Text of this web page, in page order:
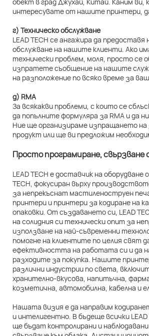
обект в град Джухай, Китай. Каним ви,
интересувате от нашите принтери,
г) Техническо обслужване
LEAD TECH се ангажира да
обслужване на нашите клиенти. Ако
технически проблем, моля, просто се
изпратете съобщение на нашите
на разположение по всяко време за
д) RMA
За всякакви проблеми, с които се
да попълните формуляра за RMA и да
Ние ще организираме изпращането
продукт или ще ви предложим
Просто програмиране, свързване
LEAD TECH е доставчик на оборудване
TECH, фокусиран върху
за непрекъснат мастиленоструен
принтери и принтери за кодиране на
опаковки. От създаването си, LEAD
на солидния си технически опит за
използване на най-съвременни
помогне на клиентите по целия свят
ефективността на работата си и да
разходите за покупка. Нашите
различни индустрии по света,
хранително-вкусова, напитъчна,
козметична, автомобилна, кабелна и
Нашата визия е да направим
и интелигентно. В бъдеще всички
ще бъдат контролирани и